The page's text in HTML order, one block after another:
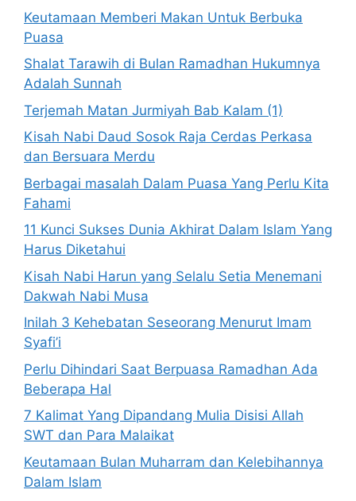
Keutamaan Memberi Makan Untuk Berbuka
Puasa
Shalat Tarawih di Bulan Ramadhan Hukumnya
Adalah Sunnah
Terjemah Matan Jurmiyah Bab Kalam (1)
Kisah Nabi Daud Sosok Raja Cerdas Perkasa
dan Bersuara Merdu
Berbagai masalah Dalam Puasa Yang Perlu Kita
Fahami
11 Kunci Sukses Dunia Akhirat Dalam Islam Yang
Harus Diketahui
Kisah Nabi Harun yang Selalu Setia Menemani
Dakwah Nabi Musa
Inilah 3 Kehebatan Seseorang Menurut Imam
Syafi’i
Perlu Dihindari Saat Berpuasa Ramadhan Ada
Beberapa Hal
7 Kalimat Yang Dipandang Mulia Disisi Allah
SWT dan Para Malaikat
Keutamaan Bulan Muharram dan Kelebihannya
Dalam Islam